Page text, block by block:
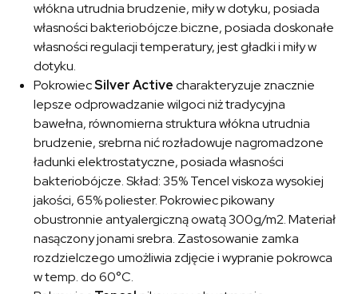
włókna utrudnia brudzenie, miły w dotyku, posiada
własności bakteriobójcze.biczne, posiada doskonałe
własności regulacji temperatury, jest gładki i miły w
dotyku.
PokrowiecSilver Activecharakteryzuje znacznie
lepsze odprowadzanie wilgoci niż tradycyjna
bawełna, równomierna struktura włókna utrudnia
brudzenie, srebrna nić rozładowuje nagromadzone
ładunki elektrostatyczne, posiada własności
bakteriobójcze. Skład: 35% Tencel viskoza wysokiej
jakości, 65% poliester. Pokrowiec pikowany
obustronnie antyalergiczną owatą 300g/m2. Materiał
nasączony jonami srebra. Zastosowanie zamka
rozdzielczego umożliwia zdjęcie i wypranie pokrowca
w temp. do 60°C.